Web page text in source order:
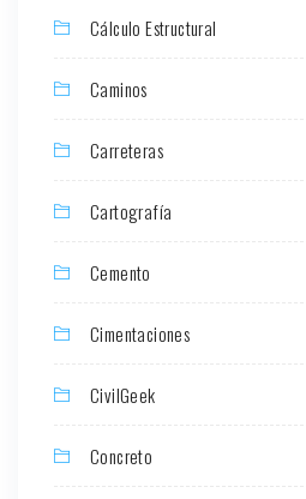
Cálculo Estructural
Caminos
Carreteras
Cartografía
Cemento
Cimentaciones
CivilGeek
Concreto